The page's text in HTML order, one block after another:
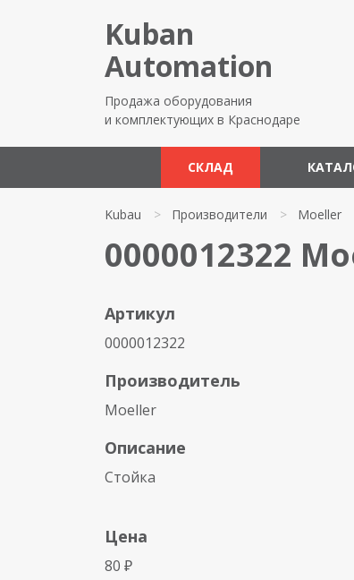
Kuban
Automation
Продажа оборудования
и комплектующих в Краснодаре
СКЛАД
Kubau > Производители > Moeller
0000012322
Артикул
0000012322
Производитель
Moeller
Описание
Стойка
Цена
80 ₽